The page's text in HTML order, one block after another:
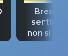
Bresh:
non si
fino alla